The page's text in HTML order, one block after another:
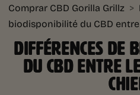
Comprar CBD Gorilla Grillz >
biodisponibilité du CBD
DIFFÉRENCES DE
DU CBD ENTRE